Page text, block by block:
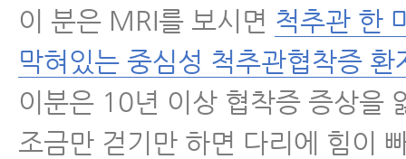
이 분은 MRI를 보시면 척추관 한
막혀있는 중심성 척추관협착증 환
이분은 10년 이상 협착증 증상을
조금만 걷기만 하면 다리에 힘이